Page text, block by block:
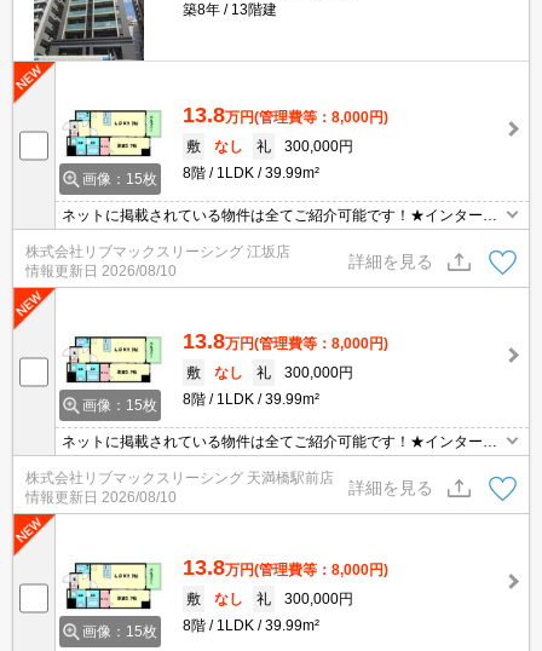
築8年
13階建
画像：15枚
13.8万円(管理費等：8,000円)
敷
なし 礼
300,000円
8階
1LDK 39.99m²
ネットに掲載されている物件は全てご紹介可能です！★インターネ
ュリティ万全で一人暮らしも安心★3駅3沿線利用可能で主要エリア
へのアクセス良好★
株式会社リブマックスリーシング 江坂店
情報更新日 2026/08/10
詳細を見る
画像：15枚
13.8万円(管理費等：8,000円)
敷
なし 礼
300,000円
8階
1LDK 39.99m²
ネットに掲載されている物件は全てご紹介可能です！★インターネ
ュリティ万全で一人暮らしも安心★3駅3沿線利用可能で主要エリア
へのアクセス良好★
株式会社リブマックスリーシング 天満橋駅前店
情報更新日 2026/08/10
詳細を見る
画像：15枚
13.8万円(管理費等：8,000円)
敷
なし 礼
300,000円
8階
1LDK 39.99m²